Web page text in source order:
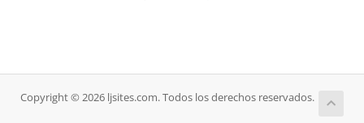
Copyright © 2026 ljsites.com. Todos los derechos reservados.